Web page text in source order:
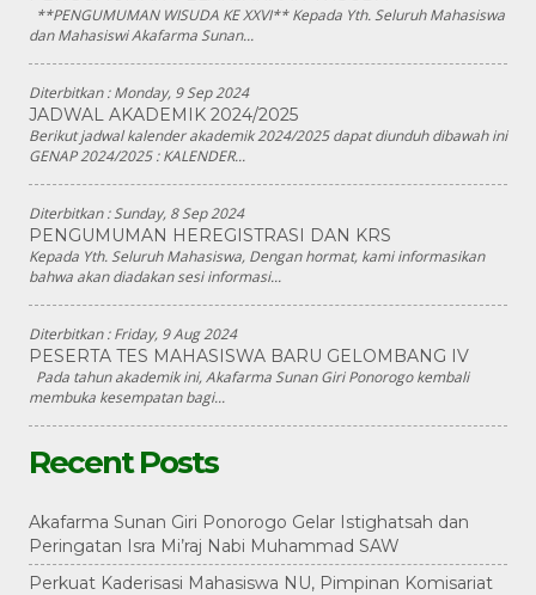
**PENGUMUMAN WISUDA KE XXVI** Kepada Yth. Seluruh Mahasiswa
dan Mahasiswi Akafarma Sunan...
Diterbitkan :Monday, 9 Sep 2024
JADWAL AKADEMIK 2024/2025
Berikut jadwal kalender akademik 2024/2025 dapat diunduh dibawah ini
GENAP 2024/2025 : KALENDER...
Diterbitkan :Sunday, 8 Sep 2024
PENGUMUMAN HEREGISTRASI DAN KRS
Kepada Yth. Seluruh Mahasiswa, Dengan hormat, kami informasikan
bahwa akan diadakan sesi informasi...
Diterbitkan :Friday, 9 Aug 2024
PESERTA TES MAHASISWA BARU GELOMBANG IV
Pada tahun akademik ini, Akafarma Sunan Giri Ponorogo kembali
membuka kesempatan bagi...
Recent Posts
Akafarma Sunan Giri Ponorogo Gelar Istighatsah dan
Peringatan Isra Mi’raj Nabi Muhammad SAW
Perkuat Kaderisasi Mahasiswa NU, Pimpinan Komisariat